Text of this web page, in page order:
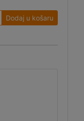
Dodaj u košaru